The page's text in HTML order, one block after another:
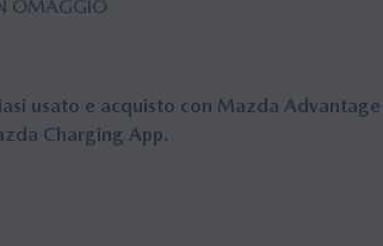
OMAGGIO
usato e acquisto con Mazda Advantage
Charging App.